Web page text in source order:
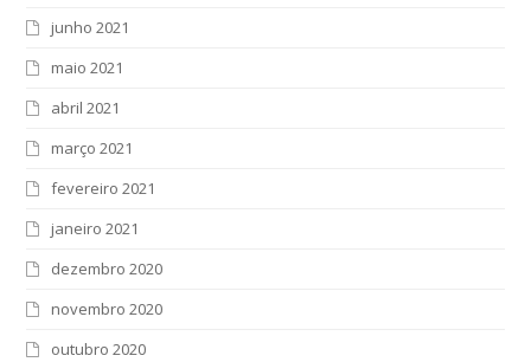
junho 2021
maio 2021
abril 2021
março 2021
fevereiro 2021
janeiro 2021
dezembro 2020
novembro 2020
outubro 2020